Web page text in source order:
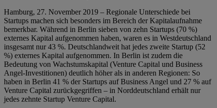
Hamburg, 27. November 2019 ­– Regionale Unterschiede bei
Startups machen sich besonders im Bereich der Kapitalaufnahme
bemerkbar. Während in Berlin sieben von zehn Startups (70 %)
externes Kapital aufgenommen haben, waren es in Westdeutschland
insgesamt nur 43 %. Deutschlandweit hat jedes zweite Startup (52
%) externes Kapital aufgenommen. In Berlin ist zudem die
Bedeutung von Wachstumskapital (Venture Capital und Business
Angel-Investitionen) deutlich höher als in anderen Regionen: So
haben in Berlin 41 % der Startups auf Business Angel und 27 % auf
Venture Capital zurückgegriffen – in Norddeutschland erhält nur
jedes zehnte Startup Venture Capital.